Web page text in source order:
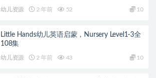
幼儿资源 2 年前 52 10
Little Hands幼儿英语启蒙，Nursery Level1-3全
108集
幼儿资源 2 年前 43 10